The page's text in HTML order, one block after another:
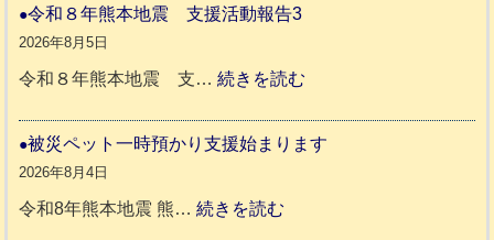
ト
令和８年熊本地震 支援活動報告3
2026年8月5日
令和８年熊本地震 支…続きを読む
和
被災ペット一時預かり支援始まります
2026年8月4日
令和8年熊本地震 熊…続きを読む